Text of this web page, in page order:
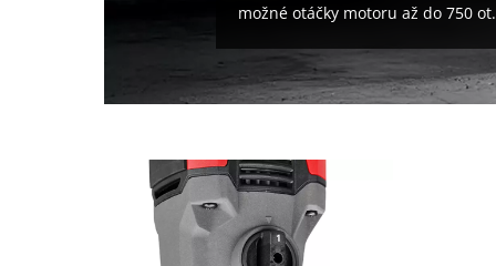
Management
Platform
možné otáčky motoru až do 750